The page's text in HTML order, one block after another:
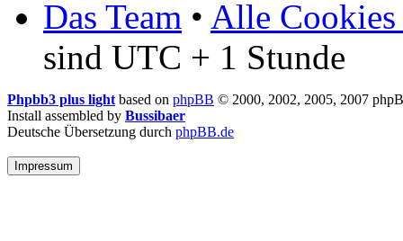
Das Team • Alle Cookies
sind UTC + 1 Stunde
Phpbb3 plus light based on phpBB © 2000, 2002, 2005, 2007
Install assembled by Bussibaer
Deutsche Übersetzung durch phpBB.de